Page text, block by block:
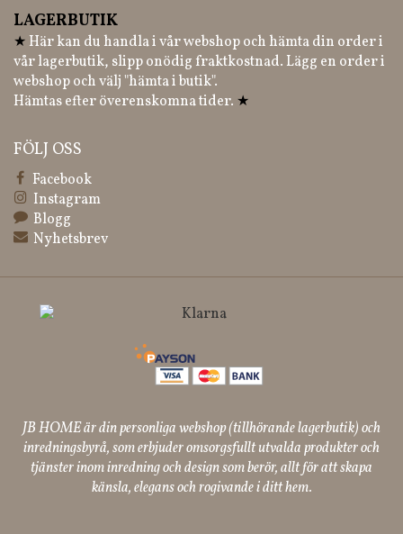
LAGERBUTIK
★ Här kan du handla i vår webshop och hämta din order i
vår lagerbutik, slipp onödig fraktkostnad. Lägg en order i
webshop och välj "hämta i butik".
Hämtas efter överenskomna tider. ★
FÖLJ OSS
Facebook
Instagram
Blogg
Nyhetsbrev
JB HOME är din personliga webshop (tillhörande lagerbutik) och
inredningsbyrå, som erbjuder omsorgsfullt utvalda produkter och
tjänster inom inredning och design som berör, allt för att skapa
känsla, elegans och rogivande i ditt hem.